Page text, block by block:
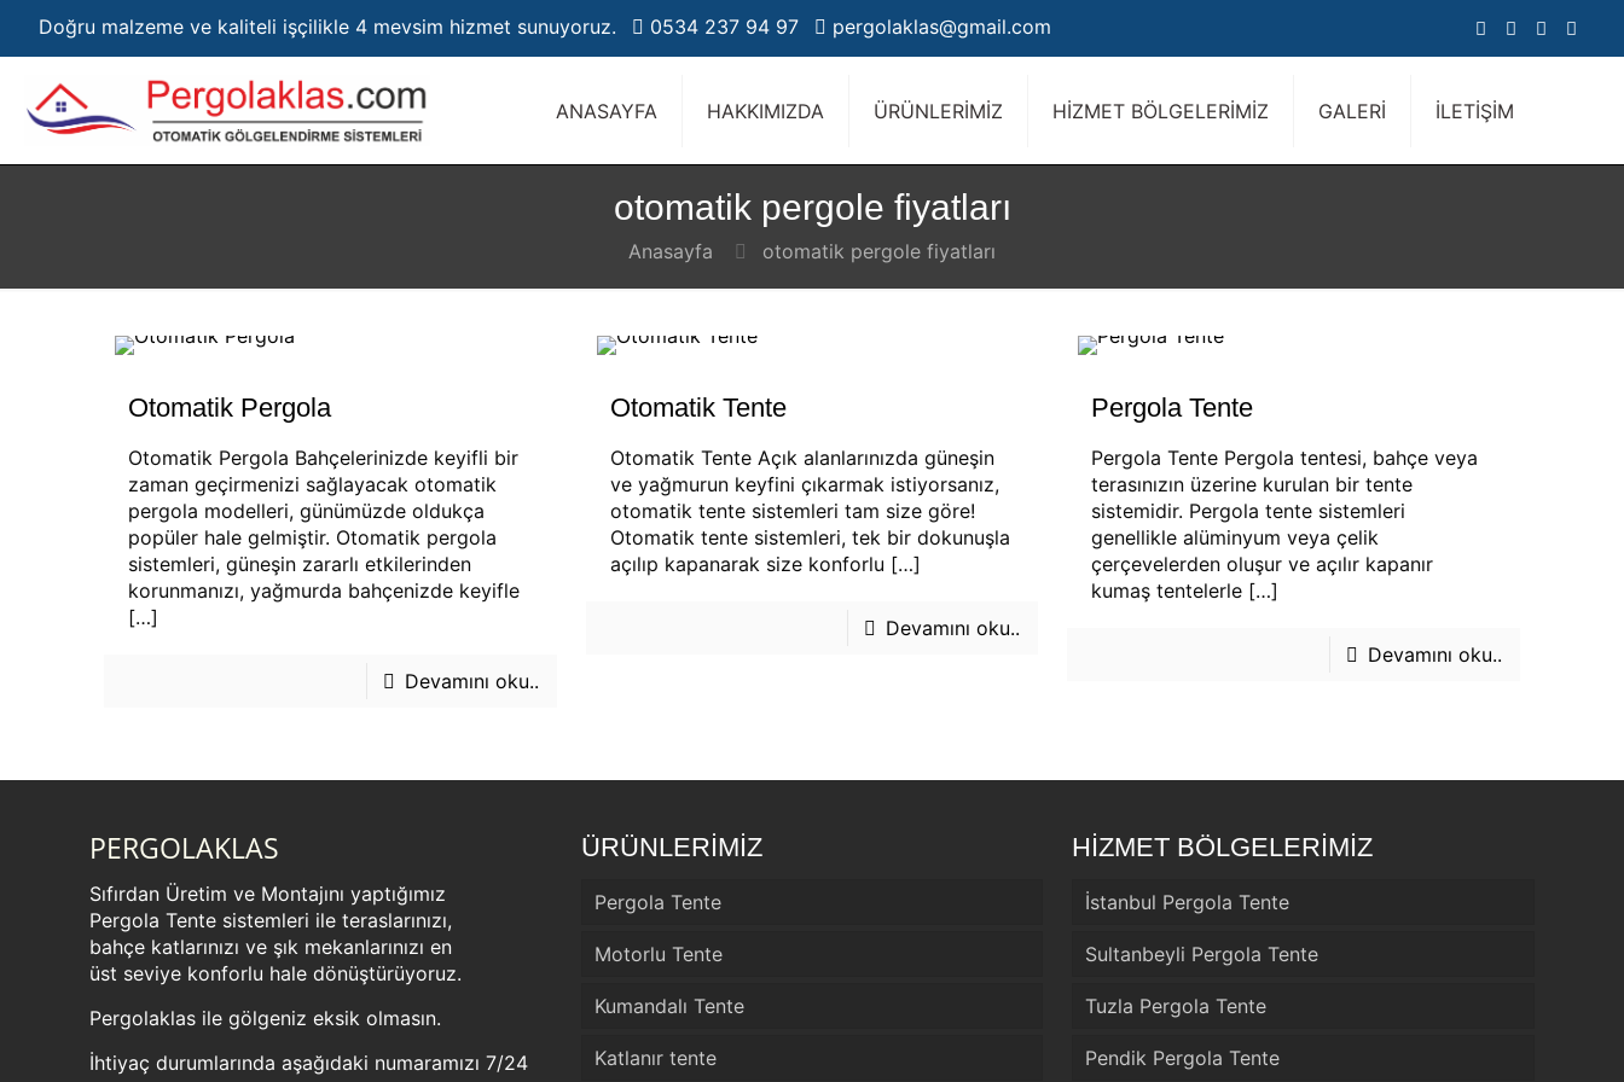
Doğru malzeme ve kaliteli işçilikle 4 mevsim hizmet sunuyoruz. 0534 237 94 97 pergolaklas@gmail.com
ANASAYFA HAKKIMIZDA ÜRÜNLERİMİZ HİZMET BÖLGELERİMİZ GALERİ İLETİŞİM
otomatik pergole fiyatları
Anasayfa otomatik pergole fiyatları
Otomatik Pergola
Otomatik Pergola Bahçelerinizde keyifli bir
zaman geçirmenizi sağlayacak otomatik
pergola modelleri, günümüzde oldukça
popüler hale gelmiştir. Otomatik pergola
sistemleri, güneşin zararlı etkilerinden
korunmanızı, yağmurda bahçenizde keyifle
[…]
Devamını oku..
Otomatik Tente
Otomatik Tente Açık alanlarınızda güneşin
ve yağmurun keyfini çıkarmak istiyorsanız,
otomatik tente sistemleri tam size göre!
Otomatik tente sistemleri, tek bir dokunuşla
açılıp kapanarak size konforlu […]
Devamını oku..
Pergola Tente
Pergola Tente Pergola tentesi, bahçe veya
terasınızın üzerine kurulan bir tente
sistemidir. Pergola tente sistemleri
genellikle alüminyum veya çelik
çerçevelerden oluşur ve açılır kapanır
kumaş tentelerle […]
Devamını oku..
PERGOLAKLAS
Sıfırdan Üretim ve Montajını yaptığımız
Pergola Tente sistemleri ile teraslarınızı,
bahçe katlarınızı ve şık mekanlarınızı en
üst seviye konforlu hale dönüştürüyoruz.
Pergolaklas ile gölgeniz eksik olmasın.
İhtiyaç durumlarında aşağıdaki numaramızı 7/24
ÜRÜNLERİMİZ
Pergola Tente
Motorlu Tente
Kumandalı Tente
Katlanır tente
HİZMET BÖLGELERİMİZ
İstanbul Pergola Tente
Sultanbeyli Pergola Tente
Tuzla Pergola Tente
Pendik Pergola Tente